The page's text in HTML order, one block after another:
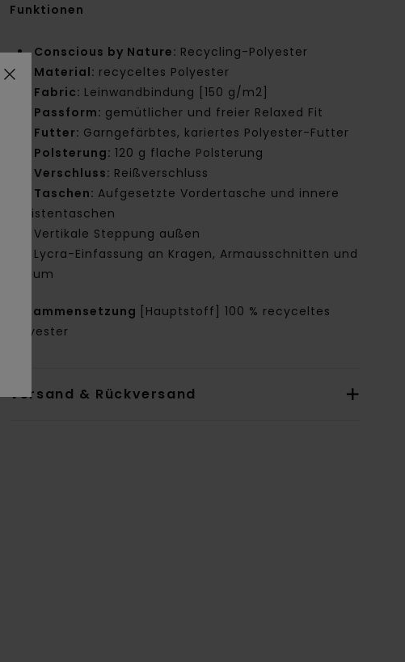
Funktionen
Conscious by Nature: Recycling-Polyester
Material: recyceltes Polyester
Fabric: Leinwandbindung [150 g/m2]
Passform: gemütlicher und freier Relaxed Fit
Futter: Garngefärbtes, kariertes Polyester-Futter
Polsterung:120 g flache Polsterung
Verschluss: Reißverschluss
Taschen: Aufgesetzte Vordertasche und innere
Leistentaschen
Vertikale Steppung außen
Lycra-Einfassung an Kragen, Armausschnitten und
Saum
Zusammensetzung
[Hauptstoff] 100 % recyceltes
Polyester
Versand & Rückversand